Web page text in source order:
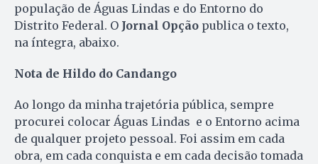
população de Águas Lindas e do Entorno do
Distrito Federal. O Jornal Opção publica o texto,
na íntegra, abaixo.
Nota de Hildo do Candango
Ao longo da minha trajetória pública, sempre
procurei colocar Águas Lindas e o Entorno acima
de qualquer projeto pessoal. Foi assim em cada
obra, em cada conquista e em cada decisão tomada